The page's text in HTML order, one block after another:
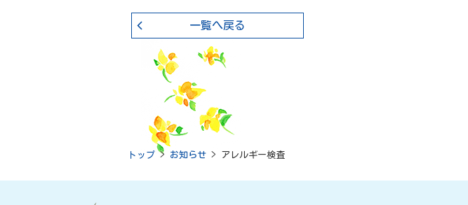
一覧へ戻る
トップ > お知らせ > アレルギー検査